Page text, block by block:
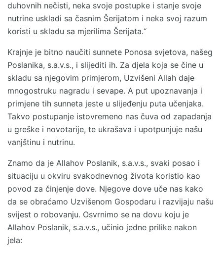
duhovnih nečisti, neka svoje postupke i stanje svoje
nutrine uskladi sa časnim Šerijatom i neka svoj razum
koristi u skladu sa mjerilima Šerijata.“
Krajnje je bitno naučiti sunnete Ponosa svjetova, našeg
Poslanika, s.a.v.s., i slijediti ih. Za djela koja se čine u
skladu sa njegovim primjerom, Uzvišeni Allah daje
mnogostruku nagradu i sevape. A put upoznavanja i
primjene tih sunneta jeste u slijeđenju puta učenjaka.
Takvo postupanje istovremeno nas čuva od zapadanja
u greške i novotarije, te ukrašava i upotpunjuje našu
vanjštinu i nutrinu.
Znamo da je Allahov Poslanik, s.a.v.s., svaki posao i
situaciju u okviru svakodnevnog života koristio kao
povod za činjenje dove. Njegove dove uče nas kako
da se obraćamo Uzvišenom Gospodaru i razvijaju našu
svijest o robovanju. Osvrnimo se na dovu koju je
Allahov Poslanik, s.a.v.s., učinio jedne prilike nakon
jela: